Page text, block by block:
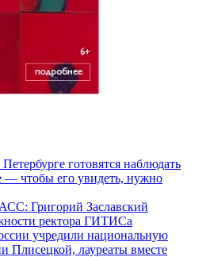
готовятся наблюдать
— чтобы его увидеть, нужно
Григорий Заславский
ректора ГИТИСа
учредили национальную
лауреаты вместе